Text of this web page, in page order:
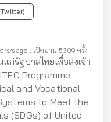
s ago, เปิดอ่าน 5309 ครั้ง
ฐบาลไทยเพื่อส่งเจ้า
ITEC Programme
and Vocational
to Meet the
(SDGs) of United